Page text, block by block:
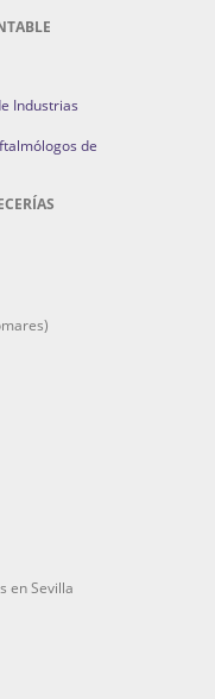
Industrias
de
en Sevilla